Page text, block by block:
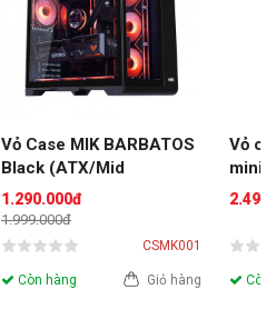
Vỏ Case MIK BARBATOS
Black (ATX/Mid
Tower/Màu Đen)
1.290.000đ
1.999.000đ
CSMK001
Còn hàng Giỏ hàng
Vỏ